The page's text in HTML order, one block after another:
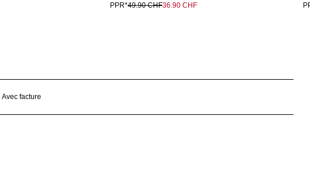
PPR*49.90 CHF36.90 CHF
Avec facture